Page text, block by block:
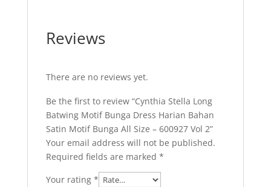
Reviews
There are no reviews yet.
Be the first to review “Cynthia Stella Long
Batwing Motif Bunga Dress Harian Bahan
Satin Motif Bunga All Size – 600927 Vol 2”
Your email address will not be published.
Required fields are marked *
Your rating *